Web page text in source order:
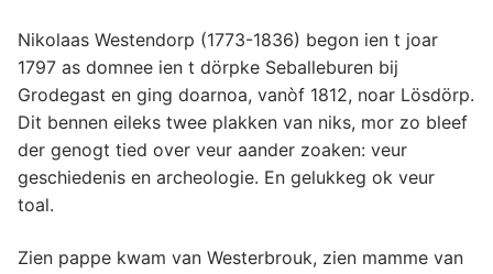
Nikolaas Westendorp (1773-1836) begon ien t joar
1797 as domnee ien t dörpke Seballeburen bij
Grodegast en ging doarnoa, vanòf 1812, noar Lösdörp.
Dit bennen eileks twee plakken van niks, mor zo bleef
der genogt tied over veur aander zoaken: veur
geschiedenis en archeologie. En gelukkeg ok veur
toal.
Zien pappe kwam van Westerbrouk, zien mamme van